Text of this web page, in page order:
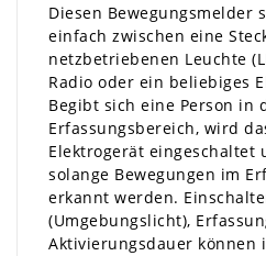
Diesen Bewegungsmelder
einfach zwischen eine
netzbetriebenen Leuchte
Radio oder ein beliebiges
Begibt sich eine Person in
Erfassungsbereich, wird
Elektrogerät eingeschaltet
solange Bewegungen im
erkannt werden.
(Umgebungslicht),
Aktivierungsdauer